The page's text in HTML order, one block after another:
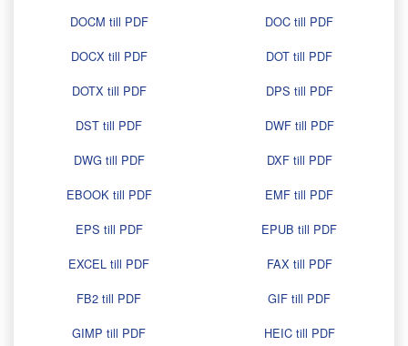
DOCM till PDF
DOC till PDF
DOCX till PDF
DOT till PDF
DOTX till PDF
DPS till PDF
DST till PDF
DWF till PDF
DWG till PDF
DXF till PDF
EBOOK till PDF
EMF till PDF
EPS till PDF
EPUB till PDF
EXCEL till PDF
FAX till PDF
FB2 till PDF
GIF till PDF
GIMP till PDF
HEIC till PDF